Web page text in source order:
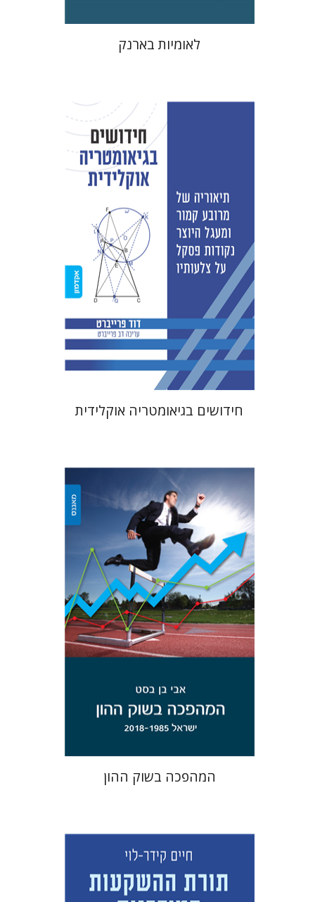
לאומיות בארנק
הנחת אתר ספר מודפס
$38
חידושים בגיאומטריה אוקלידית
אבי בן בסט
הנחת אתר ספר מודפס
$42
$38
המהפכה בשוק ההון
חיים קידר-לוי